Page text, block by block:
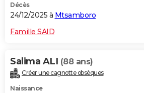
Décès
24/12/2025 à Mtsamboro
Famille SAID
Salima ALI (88 ans)
Créer une cagnotte obsèques
Naissance